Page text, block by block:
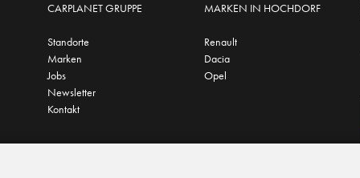
CARPLANET GRUPPE
Standorte
Marken
Jobs
Newsletter
Kontakt
MARKEN IN HOCHDORF
Renault
Dacia
Opel